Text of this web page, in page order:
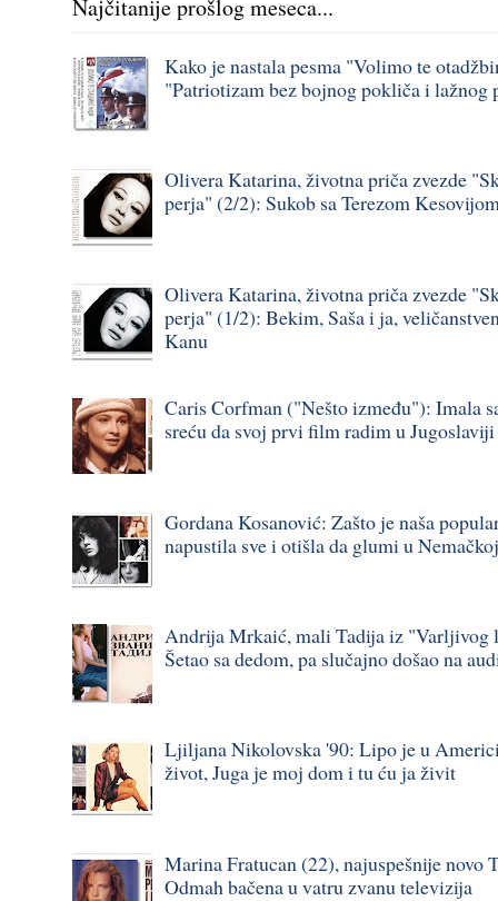
Najčitanije prošlog meseca...
Kako je nastala pesma "Volimo te
"Patriotizam bez bojnog pokliča i lažnog
Olivera Katarina, životna priča zvezde
perja" (2/2): Sukob sa Terezom
Olivera Katarina, životna priča zvezde
perja" (1/2): Bekim, Saša i ja,
Kanu
Caris Corfman ("Nešto između"): Imala
sreću da svoj prvi film radim u
Gordana Kosanović: Zašto je naša
napustila sve i otišla da glumi u
Andrija Mrkaić, mali Tadija iz "Varljivog
Šetao sa dedom, pa slučajno došao na
Ljiljana Nikolovska '90: Lipo je u
život, Juga je moj dom i tu ću ja živit
Marina Fratucan (22), najuspešnije novo
Odmah bačena u vatru zvanu televizija